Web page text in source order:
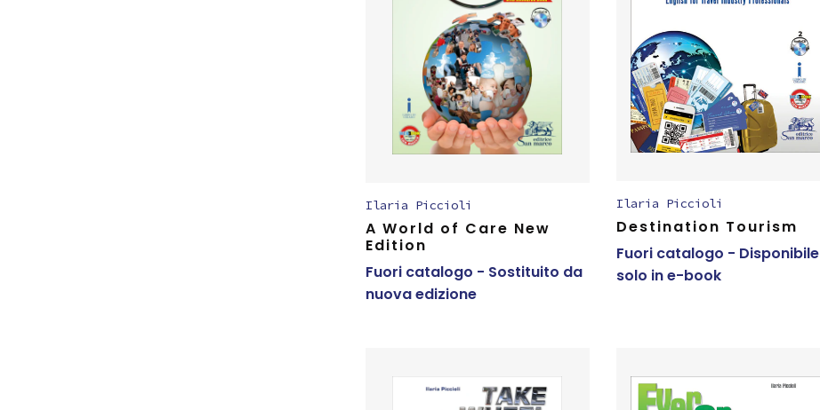
Ilaria Piccioli
A World of Care New
Edition
Fuori catalogo - Sostituito da
nuova edizione
Ilaria Piccioli
Destination Tourism
Fuori catalogo - Disponibile
solo in e-book